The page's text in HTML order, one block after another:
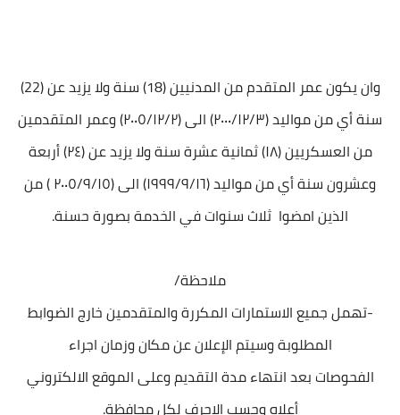
وان يكون عمر المتقدم من المدنيين (18) سنة ولا يزيد عن (22)
سنة أي من مواليد (۲۰۰۰/۱۲/۳) الى (٢٠٠٥/١٢/٢) وعمر المتقدمين
من العسكريين (۱۸) ثمانية عشرة سنة ولا يزيد عن (٢٤) أربعة
وعشرون سنة أي من مواليد (١٩٩٩/٩/١٦) الى (۲۰٠٥/٩/١٥ ) من
الذين امضوا ثلاث سنوات في الخدمة بصورة حسنة.
ملاحظة/
-تهمل جميع الاستمارات المكررة والمتقدمين خارج الضوابط
المطلوبة وسيتم الإعلان عن مكان وزمان اجراء
الفحوصات بعد انتهاء مدة التقديم وعلى الموقع الالكتروني
أعلاه وحسب الاحرف لكل محافظة.